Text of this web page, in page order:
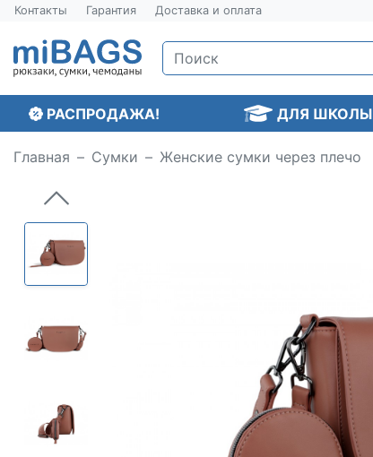
Контакты Гарантия Доставка и оплата
РАСПРОДАЖА! ДЛЯ ШКОЛЫ
Главная Сумки Женские сумки через плечо